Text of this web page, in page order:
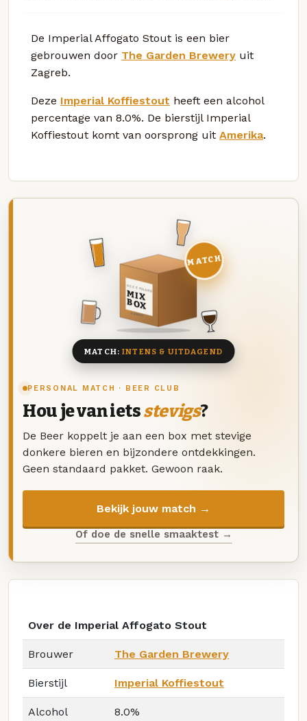
De Imperial Affogato Stout is een bier
gebrouwen door The Garden Brewery uit
Zagreb.
Deze Imperial Koffiestout heeft een alcohol
percentage van 8.0%. De bierstijl Imperial
Koffiestout komt van oorsprong uit Amerika.
PERSONAL MATCH · BEER CLUB
Hou je van ietsstevigs?
De Beer koppelt je aan een box met stevige
donkere bieren en bijzondere ontdekkingen.
Geen standaard pakket. Gewoon raak.
Bekijk jouw match →
Of doe de snelle smaaktest →
DEZE MAAND
MIX
BOX
8 BIEREN
MATCH
MATCH:INTENS & UITDAGEND
Over de Imperial Affogato Stout
Brouwer The Garden Brewery
Bierstijl Imperial Koffiestout
Alcohol 8.0%